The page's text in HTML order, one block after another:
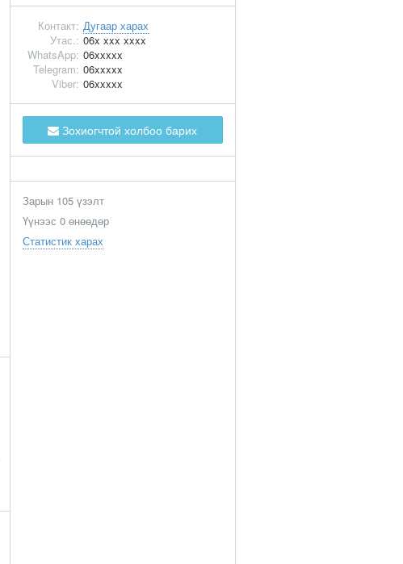
Контакт: Дугаар харах
Утас.: 06x xxx xxxx
WhatsApp: 06xxxxx
Telegram: 06xxxxx
Viber: 06xxxxx
Зохиогчтой холбоо барих
Зарын 105 үзэлт
Үүнээс 0 өнөөдөр
Статистик харах